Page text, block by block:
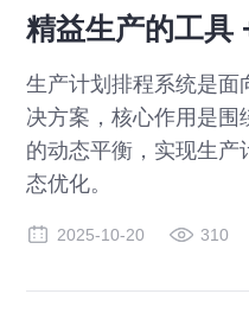
精益生产的工具
生产计划排程系统是面
决方案，核心作用是围
的动态平衡，实现生产
态优化。
2025-10-20 310